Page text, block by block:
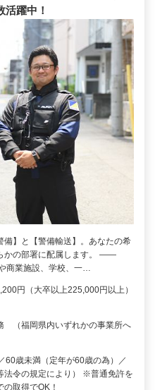
活躍中！
備】と【警備輸送】。あなたの希
かの部署に配属します。 ――
商業施設、学校、一…
円（大卒以上225,000円以上）
（福岡県内いずれかの事業所へ
60歳未満（定年が60歳の為）／
令の規定により） ※普通免許を
取得でOK！